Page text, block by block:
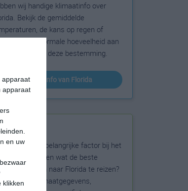
apparaat
apparaat
en uw
klikken
wij handige klimaatinfo over
Bekijk de gemiddelde
de kans op regen of
en de normale hoeveelheid aan
voor deze bestemming.
klimaatinfo van Florida
reistijd
weer is een belangrijke factor bij het
Wil je weten wat de beste
zijn om naar Florida te reizen?
basis van klimaatgegevens,